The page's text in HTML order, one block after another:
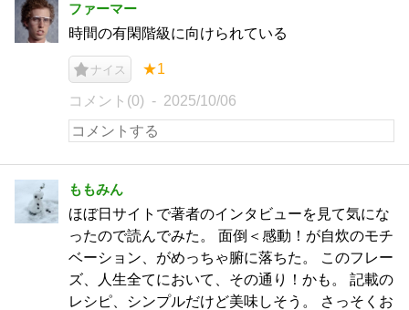
ファーマー
時間の有閑階級に向けられている
ナイス ★1
コメント(0) 2025/10/06
ももみん
ほぼ日サイトで著者のインタビューを見て気にな
ったので読んでみた。 面倒＜感動！が自炊のモチ
ベーション、がめっちゃ腑に落ちた。 このフレー
ズ、人生全てにおいて、その通り！かも。 記載の
レシピ、シンプルだけど美味しそう。 さっそくお